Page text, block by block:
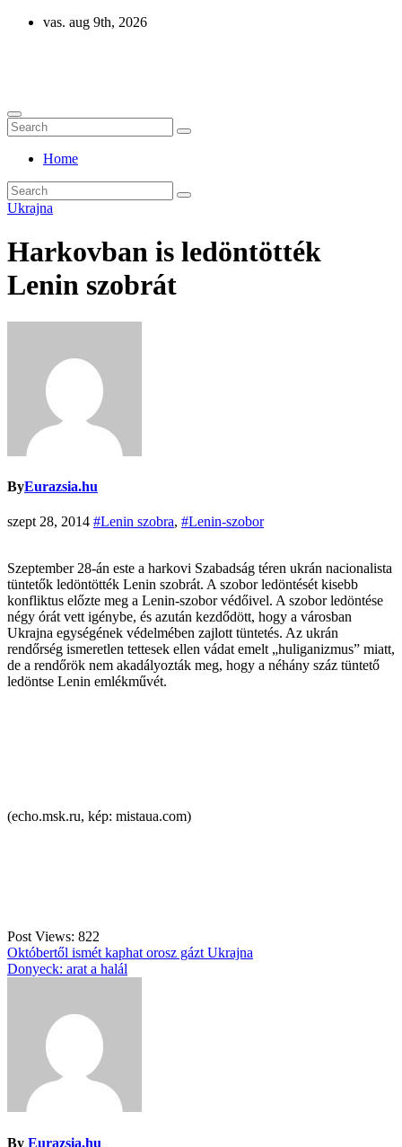
Skip
vas. aug 9th, 2026
Home
Ukrajna
Harkovban is ledöntötték
Lenin szobrát
ByEurazsia.hu
szept 28, 2014 #Lenin szobra, #Lenin-szobor
Szeptember 28-án este a harkovi Szabadság téren ukrán nacionalista
tüntetők ledöntötték Lenin szobrát. A szobor ledöntését kisebb
konfliktus előzte meg a Lenin-szobor védőivel. A szobor ledöntése
négy órát vett igénybe, és azután kezdődött, hogy a városban
Ukrajna egységének védelmében zajlott tüntetés. Az ukrán
rendőrség ismeretlen tettesek ellen vádat emelt „huliganizmus” miatt,
de a rendőrök nem akadályozták meg, hogy a néhány száz tüntető
ledöntse Lenin emlékművét.
(echo.msk.ru, kép: mistaua.com)
Post Views: 822
Bejegyzés
navigáció
Októbertől ismét kaphat orosz gázt Ukrajna
Donyeck: arat a halál
By Eurazsia.hu